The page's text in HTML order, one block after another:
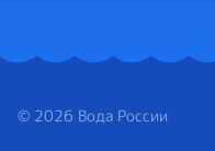
© 2026 Вода России